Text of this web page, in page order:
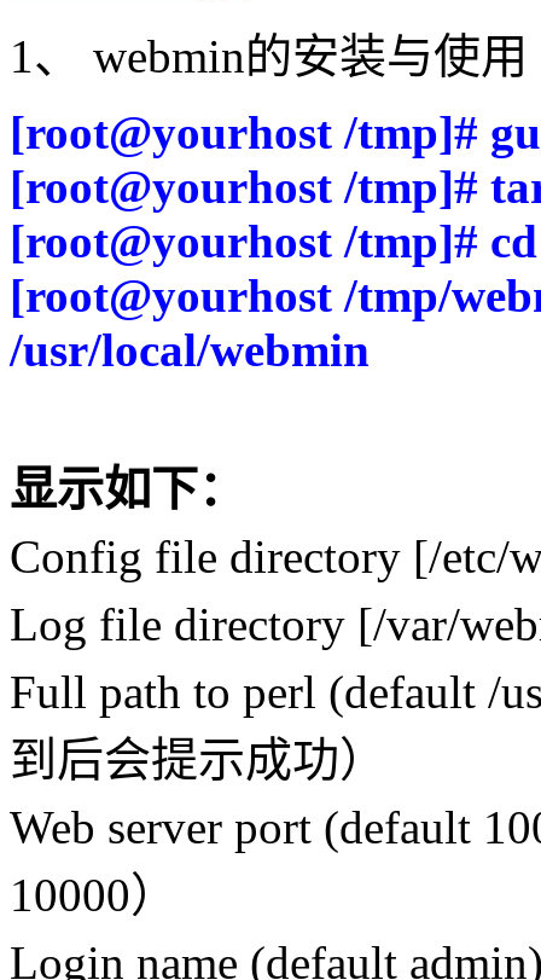
1、 webmin的安装与使用
[root@yourhost /tmp]#
[root@yourhost /tmp]#
[root@yourhost /tmp]#
[root@yourhost /tmp/
/usr/local/webmin
显示如下：
Config file directory [/etc/
Log file directory [/var/
Full path to perl (default /
到后会提示成功）
Web server port (default
10000）
Login name (default